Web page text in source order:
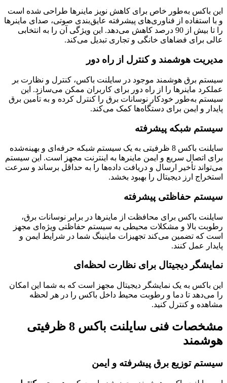
این باکس به‌طور خاص برای کاهش نویز ماینرها طراحی شده است
و با استفاده از فناوری‌های پیشرفته عایق‌بندی صوتی، صدای ماینرها
را تا بیش از 90 درصد کاهش می‌دهد. این ویژگی آن را به انتخابی
عالی برای فضاهای خانگی و تجاری تبدیل می‌کند.
مدیریت هوشمند و کنترل از راه دور
سیستم برق هوشمند موجود در سایلنت باکس، کنترل و نظارت بر
عملکرد ماینرها را از راه دور برای کاربران ممکن می‌سازد. این
سیستم به‌طور خودکار نوسانات برق را کنترل کرده و به تأمین برق
پایدار و ایمن برای دستگاه‌ها کمک می‌کند.
سیستم شبکه پیشرفته
سایلنت باکس 8 ظرفیتی به یک سیستم شبکه حرفه‌ای و بهینه‌شده
برای اتصال سریع و ایمن ماینرها به اینترنت مجهز است. این سیستم
می‌تواند تأخیر ارسال و دریافت داده‌ها را به حداقل برساند و سرعت
استخراج ارز دیجیتال را بهبود بخشد.
سیستم حفاظتی پیشرفته
سایلنت باکس برای محافظت از ماینرها در برابر نوسانات برق،
رطوبت بالا و مشکلات محیطی به سیستم حفاظتی ویژه‌ای مجهز
است که تضمین می‌کند تجهیزات ماینینگ شما در شرایط ایمن و
پایدار عمل کنند.
نمایشگر دیجیتال برای نظارت لحظه‌ای
این باکس به یک نمایشگر دیجیتال مجهز است که به شما این امکان
را می‌دهد تا دما و رطوبت محیط داخل باکس را در هر لحظه
مشاهده و کنترل کنید.
مشخصات فنی سایلنت باکس 8 ظرفیتی
هوشمند
سیستم توزیع برق پیشرفته و ایمن